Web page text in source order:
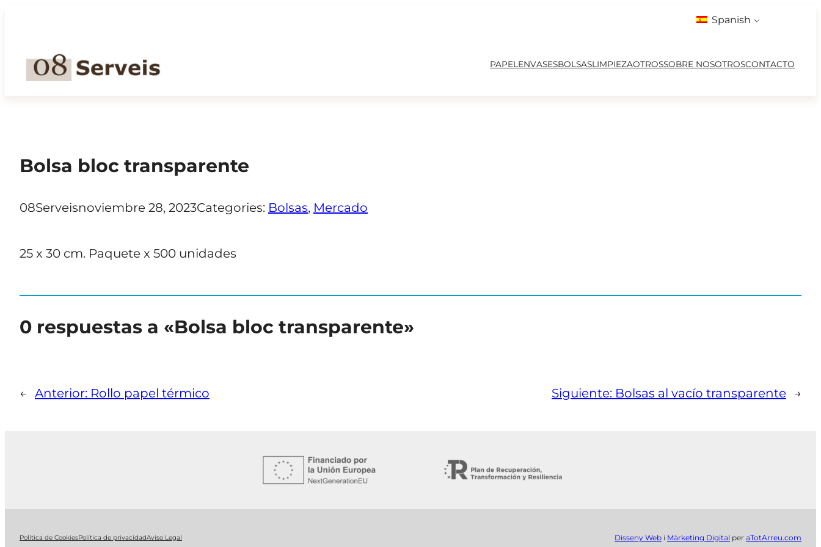
contenido
Spanish
PAPEL ENVASESBOLSASLIMPIEZAOTROSSOBRE NOSOTROSCONTACTO
Bolsa bloc transparente
08Serveisnoviembre 28, 2023Categories: Bolsas, Mercado
25 x 30 cm. Paquete x 500 unidades
0 respuestas a «Bolsa bloc transparente»
← Anterior: Rollo papel térmico Siguiente: Bolsas al vacío transparente →
Política de CookiesPolítica de privacidadAviso Legal Disseny Web i Màrketing Digital per aTotArreu.com